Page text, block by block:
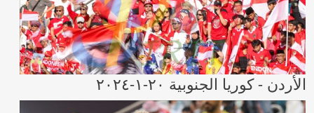
الأردن - كوريا الجنوبية ٢٠-١-٢٠٢٤